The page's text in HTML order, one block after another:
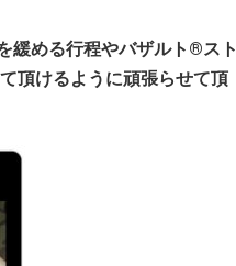
緩める行程やバザルト®スト
頂けるように頑張らせて頂